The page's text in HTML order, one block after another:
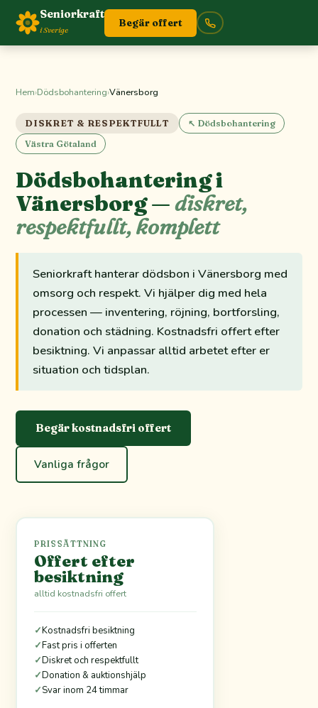
Seniorkraft
i Sverige
Begär offert
Hem›Dödsbohantering›Vänersborg
DISKRET & RESPEKTFULLT
↖ Dödsbohantering
Västra Götaland
Dödsbohantering i
Vänersborg —diskret,
respektfullt, komplett
Seniorkraft hanterar dödsbon i Vänersborg med
omsorg och respekt. Vi hjälper dig med hela
processen — inventering, röjning, bortforsling,
donation och städning. Kostnadsfri offert efter
besiktning. Vi anpassar alltid arbetet efter er
situation och tidsplan.
Begär kostnadsfri offert
Vanliga frågor
PRISSÄTTNING
Offert efter
besiktning
alltid kostnadsfri offert
✓Kostnadsfri besiktning
✓Fast pris i offerten
✓Diskret och respektfullt
✓Donation & auktionshjälp
✓Svar inom 24 timmar